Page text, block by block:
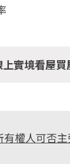
上實境看屋買
權人可否